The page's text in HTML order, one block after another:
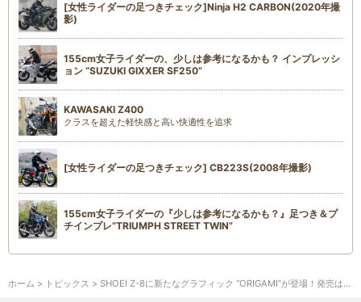
[女性ライダーの足つきチェック]Ninja H2 CARBON(2020年撮
影)
155cm女子ライダーの、少しは参考になるかも？ インプレッシ
ョン “SUZUKI GIXXER SF250”
KAWASAKI Z400
クラスを超えた軽快感と高い快適性を追求
[女性ライダーの足つきチェック] CB223S(2008年撮影)
155cm女子ライダーの『少しは参考になるかも？』足つき＆プ
チインプレ“TRIUMPH STREET TWIN”
ホーム > トピックス > SHOEI Z-8に新たなグラフィック “ORIGAMI”が登場！発売は2023年1月ごろ予定